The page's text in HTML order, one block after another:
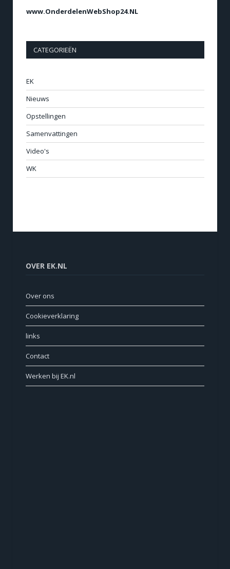
www.OnderdelenWebShop24.NL
CATEGORIEËN
EK
Nieuws
Opstellingen
Samenvattingen
Video's
WK
OVER EK.NL
Over ons
Cookieverklaring
links
Contact
Werken bij EK.nl